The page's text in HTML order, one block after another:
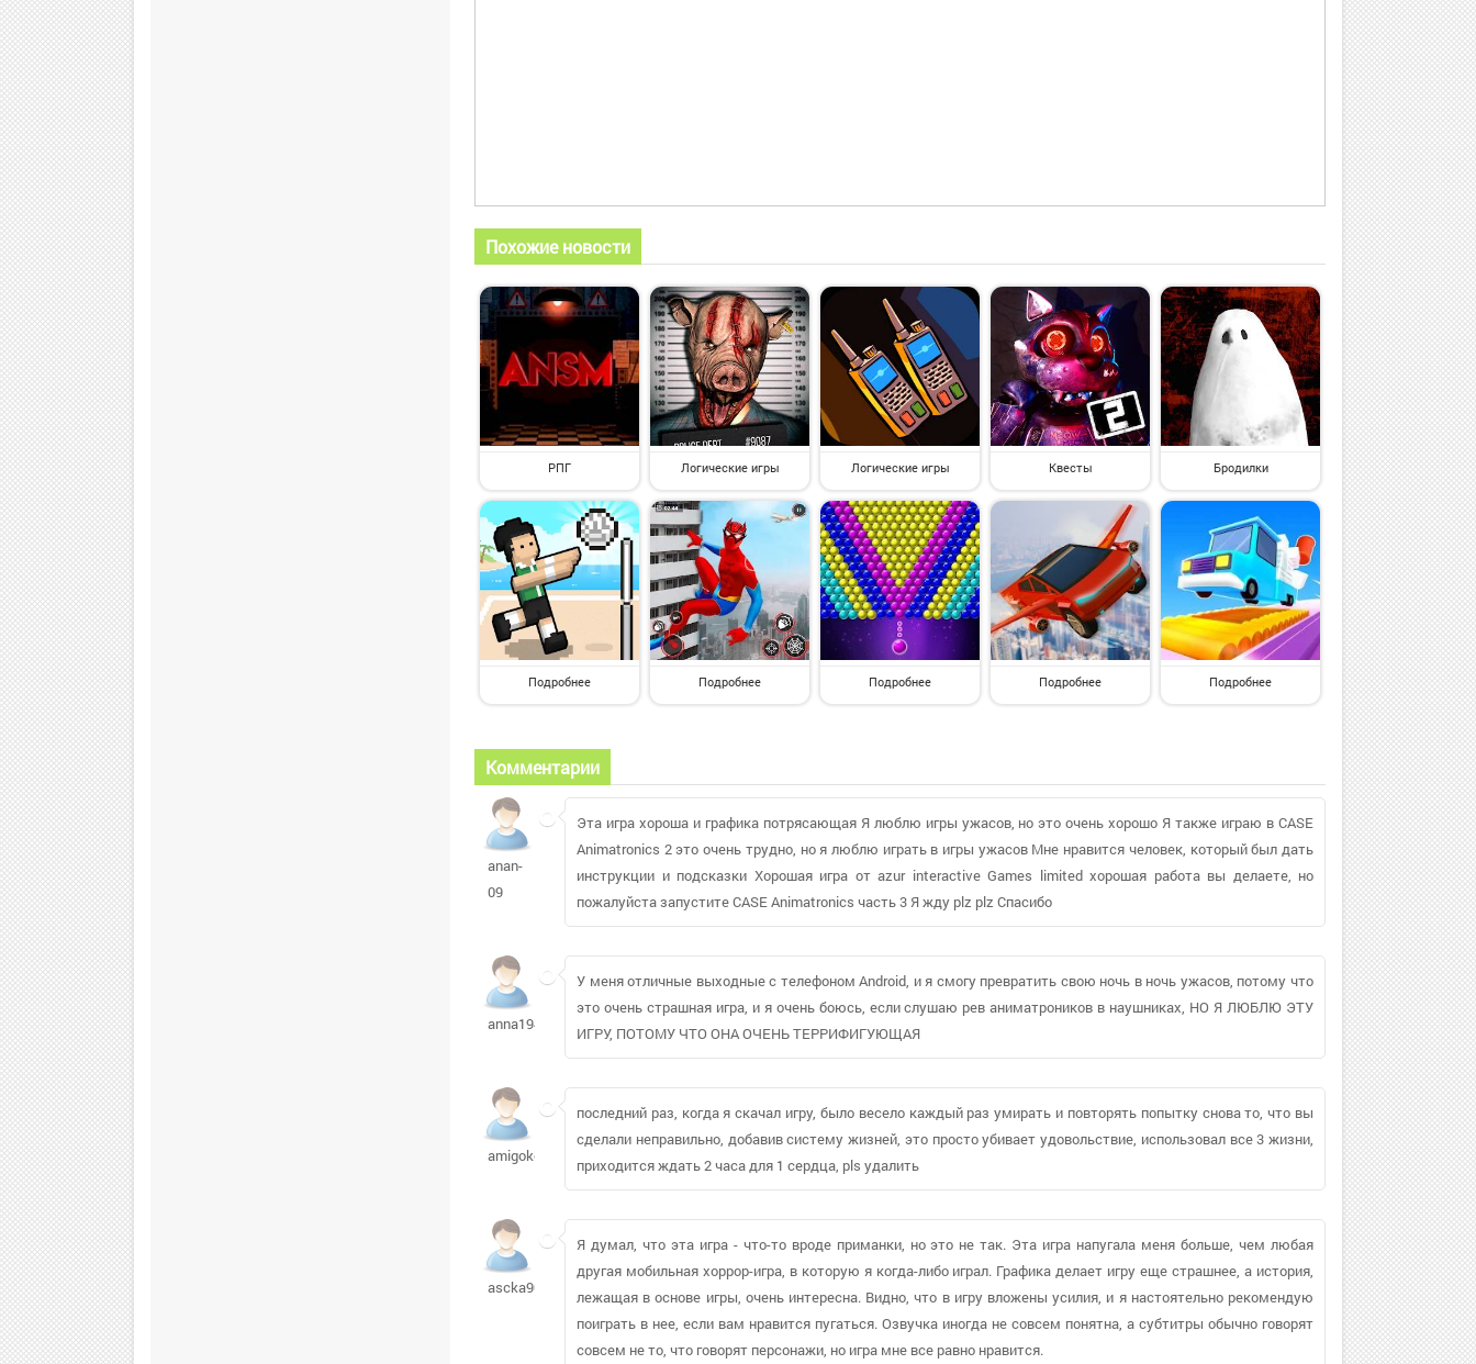
Похожие новости
РПГ Логические игры Логические игры Квесты Бродилки
Подробнее Подробнее Подробнее Подробнее Подробнее
Комментарии
anan-
09
Эта игра хороша и графика потрясающая Я люблю игры ужасов, но это очень хорошо Я также играю в CASE
Animatronics 2 это очень трудно, но я люблю играть в игры ужасов Мне нравится человек, который был дать
инструкции и подсказки Хорошая игра от azur interactive Games limited хорошая работа вы делаете, но
пожалуйста запустите CASE Animatronics часть 3 Я жду plz plz Спасибо
anna1947694
У меня отличные выходные с телефоном Android, и я смогу превратить свою ночь в ночь ужасов, потому что
это очень страшная игра, и я очень боюсь, если слушаю рев аниматроников в наушниках, НО Я ЛЮБЛЮ ЭТУ
ИГРУ, ПОТОМУ ЧТО ОНА ОЧЕНЬ ТЕРРИФИГУЮЩАЯ
amigokoti
последний раз, когда я скачал игру, было весело каждый раз умирать и повторять попытку снова то, что вы
сделали неправильно, добавив систему жизней, это просто убивает удовольствие, использовал все 3 жизни,
приходится ждать 2 часа для 1 сердца, pls удалить
ascka902
Я думал, что эта игра - что-то вроде приманки, но это не так. Эта игра напугала меня больше, чем любая
другая мобильная хоррор-игра, в которую я когда-либо играл. Графика делает игру еще страшнее, а история,
лежащая в основе игры, очень интересна. Видно, что в игру вложены усилия, и я настоятельно рекомендую
поиграть в нее, если вам нравится пугаться. Озвучка иногда не совсем понятна, а субтитры обычно говорят
совсем не то, что говорят персонажи, но игра мне все равно нравится.